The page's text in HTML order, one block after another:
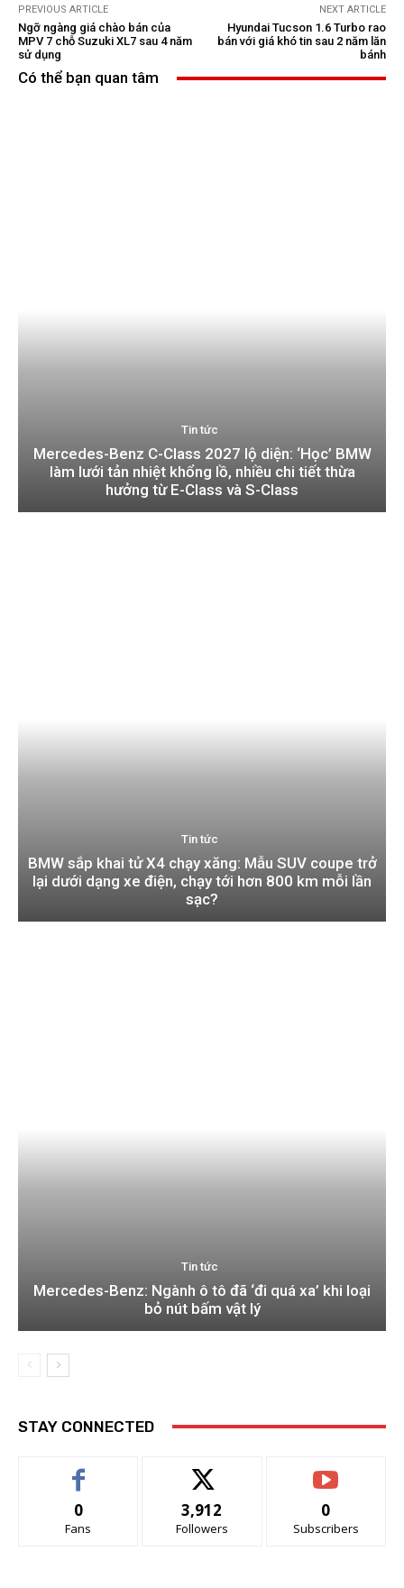
PREVIOUS ARTICLE
Ngỡ ngàng giá chào bán của
MPV 7 chỗ Suzuki XL7 sau 4 năm
sử dụng
NEXT ARTICLE
Hyundai Tucson 1.6 Turbo rao
bán với giá khó tin sau 2 năm lăn
bánh
Có thể bạn quan tâm
Tin tức
Mercedes-Benz C-Class 2027 lộ diện: ‘Học’ BMW
làm lưới tản nhiệt khổng lồ, nhiều chi tiết thừa
hưởng từ E-Class và S-Class
Tin tức
BMW sắp khai tử X4 chạy xăng: Mẫu SUV coupe trở
lại dưới dạng xe điện, chạy tới hơn 800 km mỗi lần
sạc?
Tin tức
Mercedes-Benz: Ngành ô tô đã ‘đi quá xa’ khi loại
bỏ nút bấm vật lý
STAY CONNECTED
0
Fans
3,912
Followers
0
Subscribers